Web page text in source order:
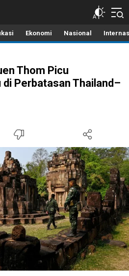
Ekonomi Nasional
Thom Picu
Perbatasan Thailand–